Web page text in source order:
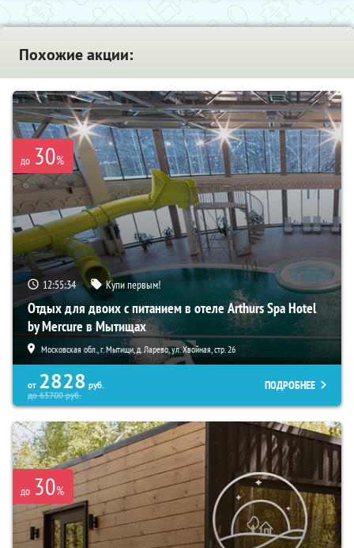
Похожие акции:
до 30%
12:55:33 Купи первым!
Отдых для двоих с питанием в отеле Arthurs Spa Hotel
by Mercure в Мытищах
Московская обл., г. Мытищи, д. Ларево, ул. Хвойная, стр. 26
от 2828 руб.
до65700руб.
ПОДРОБНЕЕ
до 30%